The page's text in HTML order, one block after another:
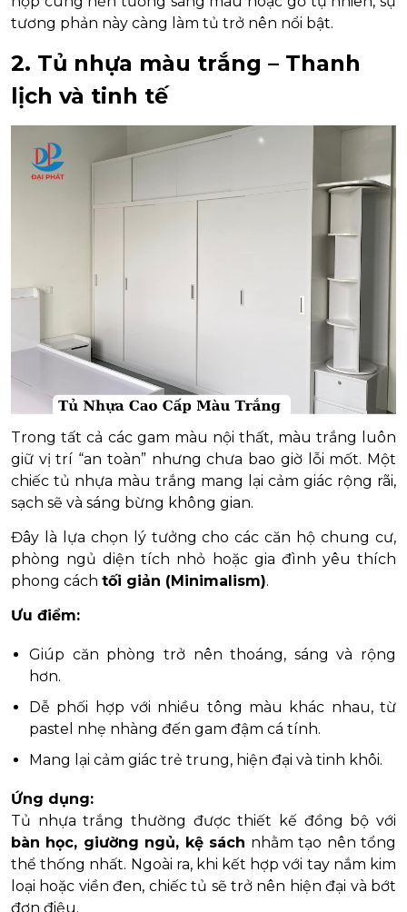
tương phản này càng làm tủ trở nên nổi bật.
2. Tủ nhựa màu trắng – Thanh
lịch và tinh tế
Trong tất cả các gam màu nội thất, màu trắng luôn
giữ vị trí “an toàn” nhưng chưa bao giờ lỗi mốt. Một
chiếc tủ nhựa màu trắng mang lại cảm giác rộng rãi,
sạch sẽ và sáng bừng không gian.
Đây là lựa chọn lý tưởng cho các căn hộ chung cư,
phòng ngủ diện tích nhỏ hoặc gia đình yêu thích
phong cách tối giản (Minimalism).
Ưu điểm:
Giúp căn phòng trở nên thoáng, sáng và rộng
hơn.
Dễ phối hợp với nhiều tông màu khác nhau, từ
pastel nhẹ nhàng đến gam đậm cá tính.
Mang lại cảm giác trẻ trung, hiện đại và tinh khôi.
Ứng dụng:
Tủ nhựa trắng thường được thiết kế đồng bộ với
bàn học, giường ngủ, kệ sách nhằm tạo nên tổng
thể thống nhất. Ngoài ra, khi kết hợp với tay nắm kim
loại hoặc viền đen, chiếc tủ sẽ trở nên hiện đại và bớt
đơn điệu.